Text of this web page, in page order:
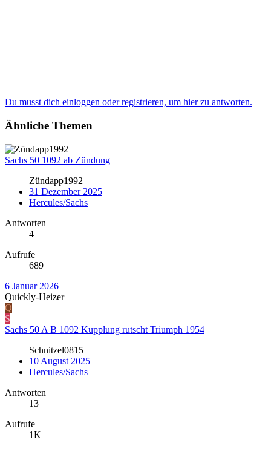
Du musst dich einloggen oder registrieren, um hier zu antworten.
Ähnliche Themen
Sachs 50 1092 ab Zündung
Zündapp1992
31 Dezember 2025
Hercules/Sachs
Antworten
4
Aufrufe
689
6 Januar 2026
Quickly-Heizer
Q
S
Sachs 50 A B 1092 Kupplung rutscht Triumph 1954
Schnitzel0815
10 August 2025
Hercules/Sachs
Antworten
13
Aufrufe
1K